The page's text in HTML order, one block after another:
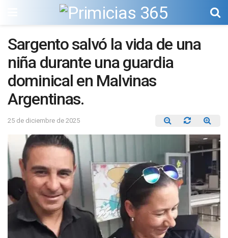
Sargento salvó la vida de una
niña durante una guardia
dominical en Malvinas
Argentinas.
25 de diciembre de 2025